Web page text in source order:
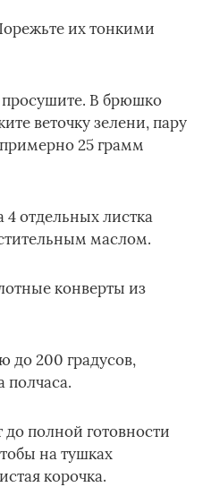
их тонкими
В брюшко
веточку зелени, пару
25 грамм
отдельных листка
маслом.
конверты из
до 200 градусов,
полчаса.
полной готовности
на тушках
корочка.